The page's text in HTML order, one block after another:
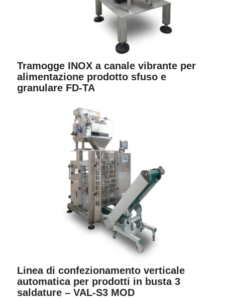
Tramogge INOX a canale vibrante per
alimentazione prodotto sfuso e
granulare FD-TA
Linea di confezionamento verticale
automatica per prodotti in busta 3
saldature – VAL-S3 MOD